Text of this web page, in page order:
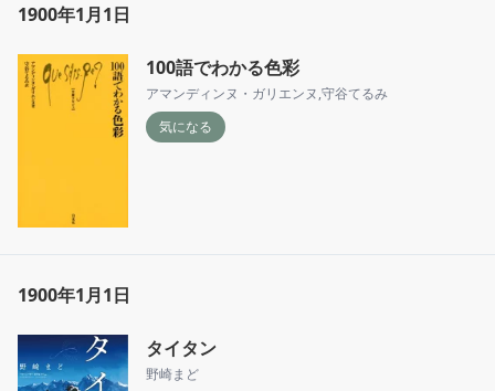
1900年1月1日
100語でわかる色彩
アマンディンヌ・ガリエンヌ,守谷てるみ
気になる
1900年1月1日
タイタン
野崎まど